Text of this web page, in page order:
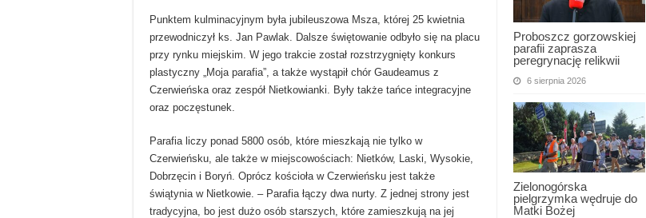
Proboszcz gorzowskiej
parafii zaprasza
peregrynację relikwii
6 sierpnia 2026
Zielonogórska
pielgrzymka wędruje do
Matki Bożej
Punktem kulminacyjnym była jubileuszowa Msza, której 25 kwietnia
przewodniczył ks. Jan Pawlak. Dalsze świętowanie odbyło się na placu
przy rynku miejskim. W jego trakcie został rozstrzygnięty konkurs
plastyczny „Moja parafia”, a także wystąpił chór Gaudeamus z
Czerwieńska oraz zespół Nietkowianki. Były także tańce integracyjne
oraz poczęstunek.
Parafia liczy ponad 5800 osób, które mieszkają nie tylko w
Czerwieńsku, ale także w miejscowościach: Nietków, Laski, Wysokie,
Dobrzęcin i Boryń. Oprócz kościoła w Czerwieńsku jest także
świątynia w Nietkowie. – Parafia łączy dwa nurty. Z jednej strony jest
tradycyjna, bo jest dużo osób starszych, które zamieszkują na jej